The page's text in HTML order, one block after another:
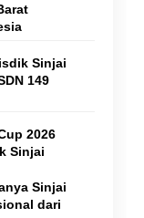
Sinjai
149
2026
Sinjai
Sinjai
dari